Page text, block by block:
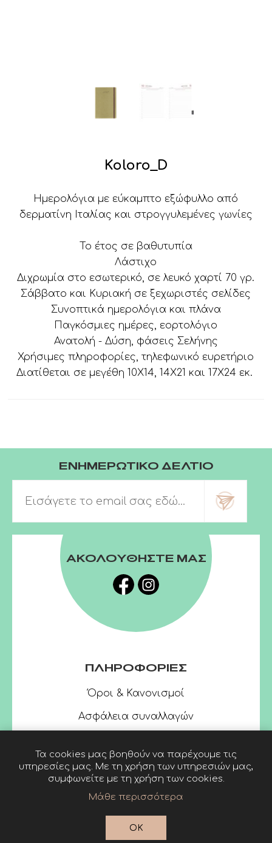
Koloro_D
Ημερολόγια με εύκαμπτο εξώφυλλο από
δερματίνη Ιταλίας και στρογγυλεμένες γωνίες
Το έτος σε βαθυτυπία
Λάστιχο
Διχρωμία στο εσωτερικό, σε λευκό χαρτί 70 γρ.
Σάββατο και Κυριακή σε ξεχωριστές σελίδες
Συνοπτικά ημερολόγια και πλάνα
Παγκόσμιες ημέρες, εορτολόγιο
Ανατολή - Δύση, φάσεις Σελήνης
Χρήσιμες πληροφορίες, τηλεφωνικό ευρετήριο
Διατίθεται σε μεγέθη 10X14, 14Χ21 και 17Χ24 εκ.
ΕΝΗΜΕΡΩΤΙΚΟ ΔΕΛΤΙΟ
ΑΚΟΛΟΥΘΗΣΤΕ ΜΑΣ
ΠΛΗΡΟΦΟΡΙΕΣ
Όροι & Κανονισμοί
Ασφάλεια συναλλαγών
nopCommerce
Τα cookies μας βοηθούν να παρέχουμε τις
υπηρεσίες μας. Με τη χρήση των υπηρεσιών μας,
συμφωνείτε με τη χρήση των cookies.
Μάθε περισσότερα
OK